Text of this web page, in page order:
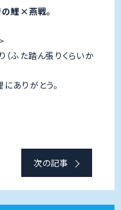
の鯉×燕戦。
（ふた踏ん張りくらいか
ありがとう。
次の記事